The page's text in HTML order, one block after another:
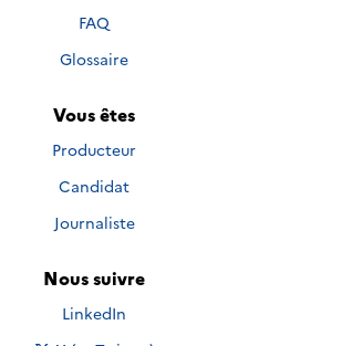
FAQ
Glossaire
Vous êtes
Producteur
Candidat
Journaliste
Nous suivre
Nous suivre sur
LinkedIn